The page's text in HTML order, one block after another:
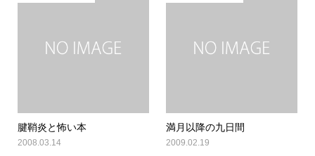
腱鞘炎と怖い本
2008.03.14
満月以降の九日間
2009.02.19